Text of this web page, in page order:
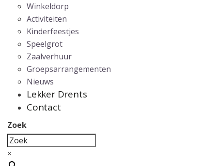
Winkeldorp
Activiteiten
Kinderfeestjes
Speelgrot
Zaalverhuur
Groepsarrangementen
Nieuws
Lekker Drents
Contact
Zoek
×